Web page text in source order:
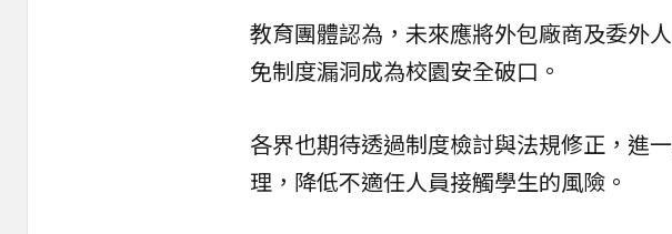
教育團體認為，未來應將外包廠商及委外
免制度漏洞成為校園安全破口。
各界也期待透過制度檢討與法規修正，進
理，降低不適任人員接觸學生的風險。